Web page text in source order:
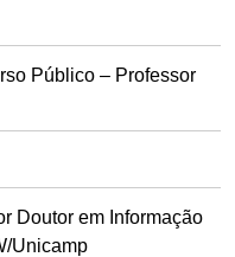
Público – Professor
Doutor em Informação
Unicamp